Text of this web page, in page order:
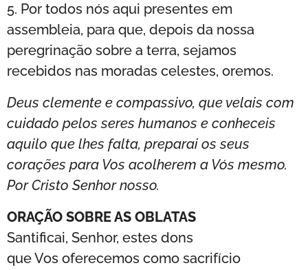
5. Por todos nós aqui presentes em
assembleia, para que, depois da nossa
peregrinação sobre a terra, sejamos
recebidos nas moradas celestes, oremos.
Deus clemente e compassivo, que velais com
cuidado pelos seres humanos e conheceis
aquilo que lhes falta, preparai os seus
corações para Vos acolherem a Vós mesmo.
Por Cristo Senhor nosso.
ORAÇÃO SOBRE AS OBLATAS
Santificai, Senhor, estes dons
que Vos oferecemos como sacrifício